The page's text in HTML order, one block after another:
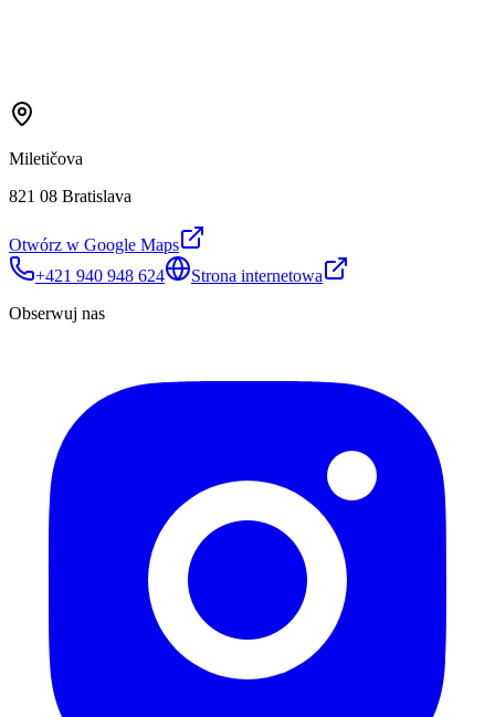
Miletičova
821 08 Bratislava
Otwórz w Google Maps
+421 940 948 624
Strona internetowa
Obserwuj nas